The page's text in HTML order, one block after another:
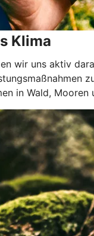
Klima
wir uns aktiv
in Wald, Mooren